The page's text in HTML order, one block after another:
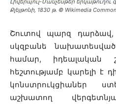
Լիվերպուլ-Մանչեսթեր երկաթուղու
Քլեյթոնի, 1830 թ․ © Wikimedia
Շուտով պարզ դարձավ,
սկզբանե նախատեսված
համար, իդեալական
հեշտությամբ կարելի է
կոնստրուկցիաներ
աշխատող